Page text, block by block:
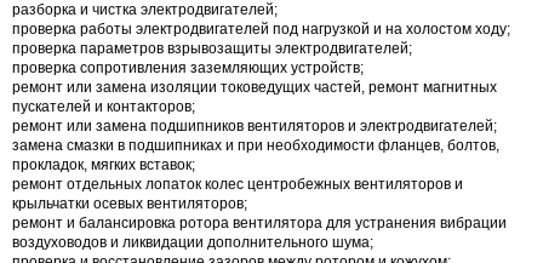
разборка и чистка электродвигателей;
проверка работы электродвигателей под нагрузкой и на холостом ходу;
проверка параметров взрывозащиты электродвигателей;
проверка сопротивления заземляющих устройств;
ремонт или замена изоляции токоведущих частей, ремонт магнитных
пускателей и контакторов;
ремонт или замена подшипников вентиляторов и электродвигателей;
замена смазки в подшипниках и при необходимости фланцев, болтов,
прокладок, мягких вставок;
ремонт отдельных лопаток колес центробежных вентиляторов и
крыльчатки осевых вентиляторов;
ремонт и балансировка ротора вентилятора для устранения вибрации
воздуховодов и ликвидации дополнительного шума;